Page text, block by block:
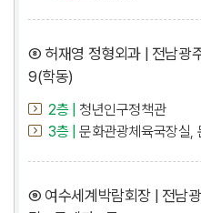
⑧ 허재영 정형외과 | 전남광
9(학동)
2층 |
청년인구정책관
3층 |
문화관광체육국장실,
⑨ 여수세계박람회장 | 전남